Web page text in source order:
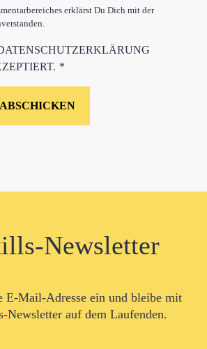
erklärst Du Dich mit der
*
Newsletter
E-Mail-Adresse ein und bleibe mit
Newsletter auf dem Laufenden.